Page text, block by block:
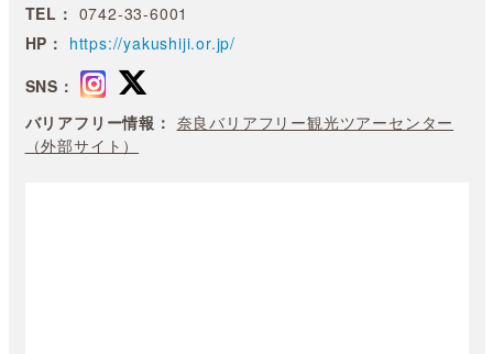
TEL： 0742-33-6001
HP： https://yakushiji.or.jp/
SNS：
バリアフリー情報： 奈良バリアフリー観光ツアーセンター
（外部サイト）